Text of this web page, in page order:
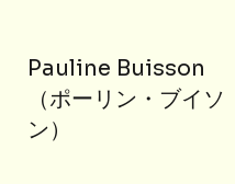
Pauline Buisson
（ポーリン・ブイソ
ン）